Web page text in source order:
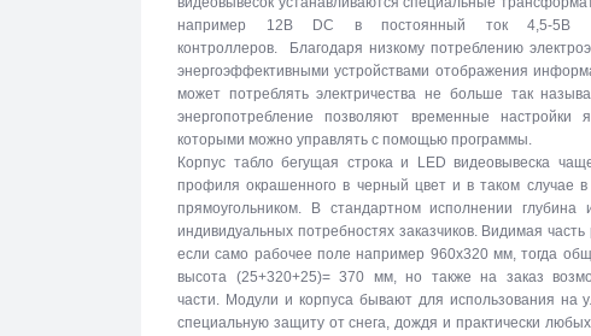
например 12В DC в постоянный ток 4,5-5В
контроллеров. Благодаря низкому потреблению
энергоэффективными устройствами отображения
может потреблять электричества не больше так
энергопотребление позволяют временные настройки
которыми можно управлять с помощью программы.
Корпус табло бегущая строка и LED видеовывеска
профиля окрашенного в черный цвет и в таком случае
прямоугольником. В стандартном исполнении
индивидуальных потребностях заказчиков. Видимая
если само рабочее поле например 960х320 мм, тогда
высота (25+320+25)= 370 мм, но также на заказ
части. Модули и корпуса бывают для использования
специальную защиту от снега, дождя и практически